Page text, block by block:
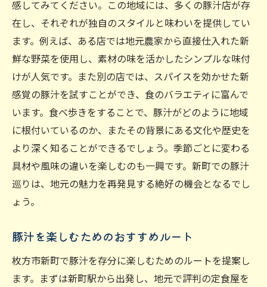
グルメ通もうなる新町の豚汁のふるさと
グルメ通が認める豚汁の名店
新町で見つける豚汁の新たな味
豚汁を巡る新町の隠れグルメスポット
豚汁が生む新町の豊かな食文化
グルメ旅の目玉！新町の豚汁
新町の豚汁がもたらす驚きの食体験
感してみてください。この地域には、多くの豚汁店が存
在し、それぞれが独自のスタイルと味わいを提供してい
ます。例えば、ある店では地元農家から直接仕入れた新
鮮な野菜を使用し、素材の味を活かしたシンプルな味付
けが人気です。また別の店では、スパイスを効かせた新
感覚の豚汁を試すことができ、食のバラエティに富んで
います。食べ歩きをすることで、豚汁がどのように地域
に根付いているのか、またその背景にある文化や歴史を
より深く知ることができるでしょう。季節ごとに変わる
具材や風味の違いを楽しむのも一興です。新町での豚汁
巡りは、地元の魅力を再発見する絶好の機会となるでし
ょう。
豚汁を楽しむためのおすすめルート
枚方市新町で豚汁を存分に楽しむためのルートを提案し
ます。まずは新町駅から出発し、地元で評判の定食屋を